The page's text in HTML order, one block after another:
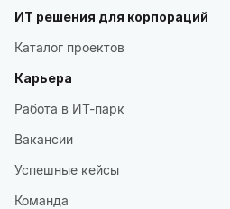
ИТ решения для корпораций
Каталог проектов
Карьера
Работа в ИТ-парк
Вакансии
Успешные кейсы
Команда